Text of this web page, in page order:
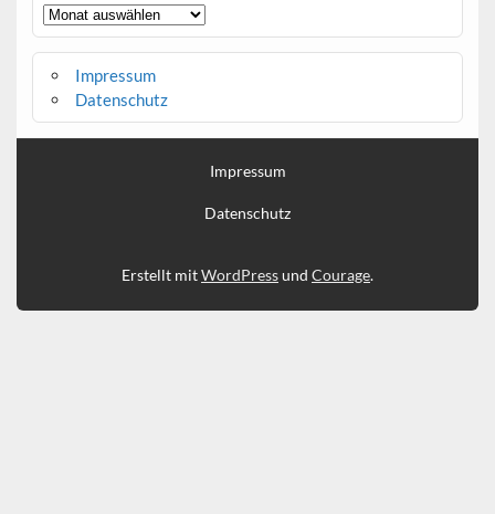
Archiv
Impressum
Datenschutz
Impressum
Datenschutz
Erstellt mitWordPressund Courage.